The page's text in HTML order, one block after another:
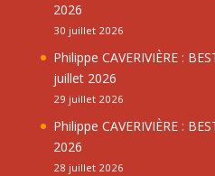
2026
30 juillet 2026
Philippe CAVERIVIÈRE :
juillet 2026
29 juillet 2026
Philippe CAVERIVIÈRE :
2026
28 juillet 2026